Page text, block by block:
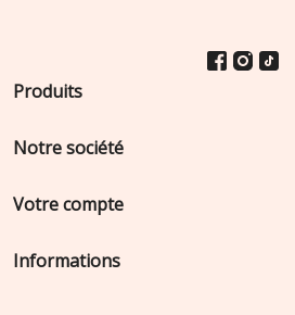
Produits
Notre société
Votre compte
Informations